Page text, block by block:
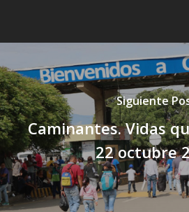
Siguiente
Caminantes. Vidas
22 octubre